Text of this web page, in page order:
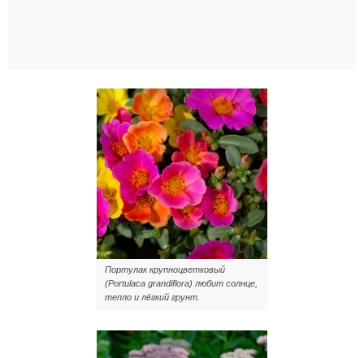
Портулак крупноцветковый
(Portulaca grandiflora) любит солнце,
тепло и лёгкий грунт.